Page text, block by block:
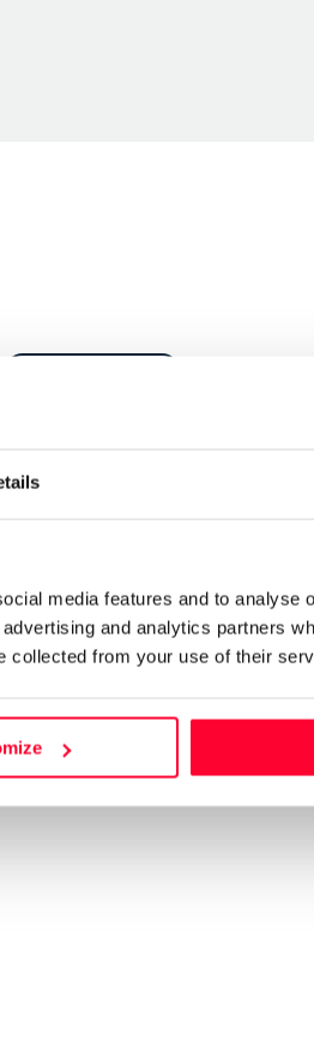
media features and to analyse
and analytics partners
collected from your use of their
con que